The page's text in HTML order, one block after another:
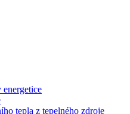
energetice
tepla z tepelného zdroje